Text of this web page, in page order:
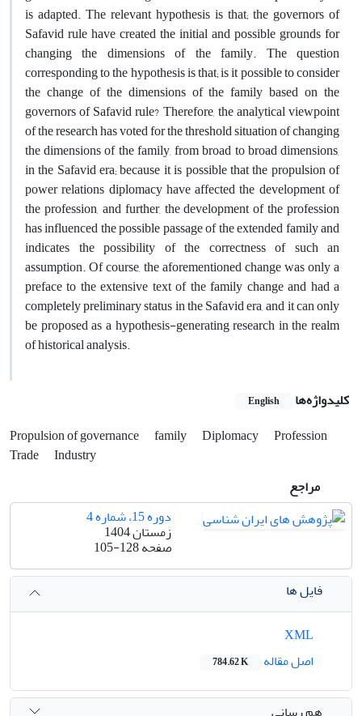
is adapted. The relevant hypothesis is that; the governors of
Safavid rule have created the initial and possible grounds for
changing the dimensions of the family. The question
corresponding to the hypothesis is that; is it possible to consider
the change of the dimensions of the family based on the
governors of Safavid rule? Therefore, the analytical viewpoint
of the research has voted for the threshold situation of changing
the dimensions of the family, from broad to broad dimensions,
in the Safavid era; because it is possible that the propulsion of
power relations diplomacy have affected the development of
the profession, and further, the development of the profession
has influenced the possible passage of the extended family and
indicates the possibility of the correctness of such an
assumption. Of course, the aforementioned change was only a
preface to the extensive text of the family change and had a
completely preliminary status in the Safavid era, and it can only
be proposed as a hypothesis-generating research in the realm
of historical analysis.
کلیدواژه‌ها English
Propulsion of governance family Diplomacy
Profession
Trade
Industry
مراجع
دوره 15، شماره 4
زمستان 1404
صفحه105-128
فایل ها
اصل مقاله
784.62 K